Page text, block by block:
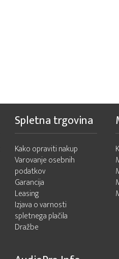
Spletna trgovina
Kako opraviti nakup
Varovanje osebnih
podatkov
Garancija
Leasing
Izjava o varnosti
spletnega plačila
Dražbe